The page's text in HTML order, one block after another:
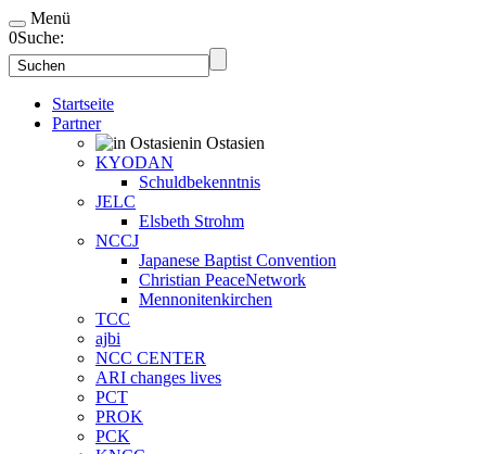
Menü
0Suche:
Startseite
Partner
in Ostasien
KYODAN
Schuldbekenntnis
JELC
Elsbeth Strohm
NCCJ
Japanese Baptist Convention
Christian PeaceNetwork
Mennonitenkirchen
TCC
ajbi
NCC CENTER
ARI changes lives
PCT
PROK
PCK